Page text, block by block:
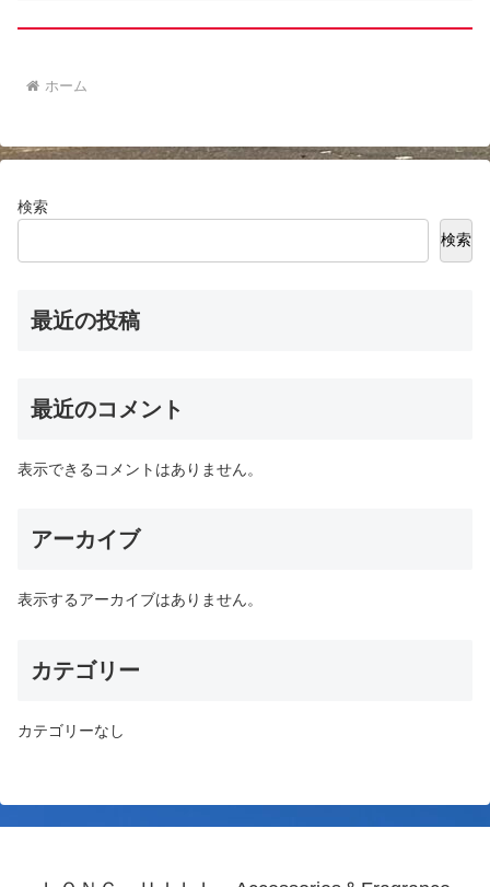
ホーム
検索
検索
最近の投稿
最近のコメント
表示できるコメントはありません。
アーカイブ
表示するアーカイブはありません。
カテゴリー
カテゴリーなし